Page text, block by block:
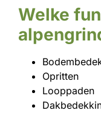
Welke
Opritten
Looppaden